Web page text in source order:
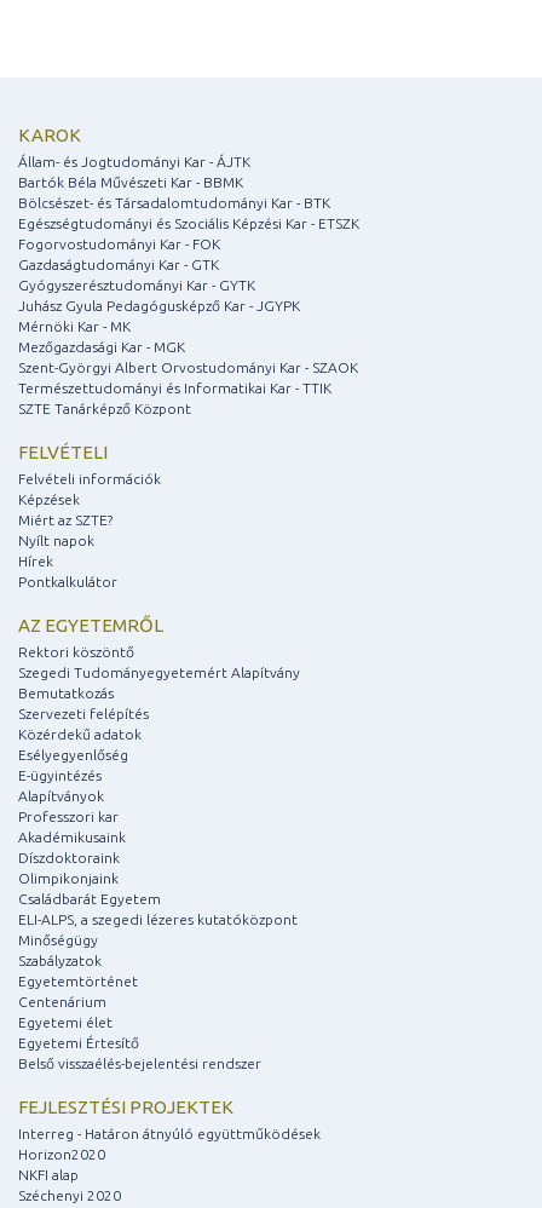
KAROK
Állam- és Jogtudományi Kar - ÁJTK
Bartók Béla Művészeti Kar - BBMK
Bölcsészet- és Társadalomtudományi Kar - BTK
Egészségtudományi és Szociális Képzési Kar - ETSZK
Fogorvostudományi Kar - FOK
Gazdaságtudományi Kar - GTK
Gyógyszerésztudományi Kar - GYTK
Juhász Gyula Pedagógusképző Kar - JGYPK
Mérnöki Kar - MK
Mezőgazdasági Kar - MGK
Szent-Györgyi Albert Orvostudományi Kar - SZAOK
Természettudományi és Informatikai Kar - TTIK
SZTE Tanárképző Központ
FELVÉTELI
Felvételi információk
Képzések
Miért az SZTE?
Nyílt napok
Hírek
Pontkalkulátor
AZ EGYETEMRŐL
Rektori köszöntő
Szegedi Tudományegyetemért Alapítvány
Bemutatkozás
Szervezeti felépítés
Közérdekű adatok
Esélyegyenlőség
E-ügyintézés
Alapítványok
Professzori kar
Akadémikusaink
Díszdoktoraink
Olimpikonjaink
Családbarát Egyetem
ELI-ALPS, a szegedi lézeres kutatóközpont
Minőségügy
Szabályzatok
Egyetemtörténet
Centenárium
Egyetemi élet
Egyetemi Értesítő
Belső visszaélés-bejelentési rendszer
FEJLESZTÉSI PROJEKTEK
Interreg - Határon átnyúló együttműködések
Horizon2020
NKFI alap
Széchenyi 2020